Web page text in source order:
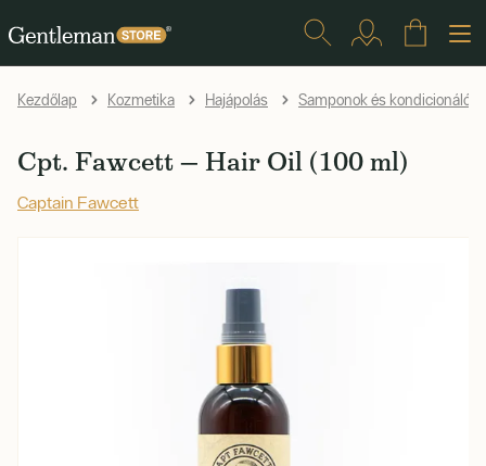
Kezdőlap Kozmetika Hajápolás Samponok és kondicionálók
Cpt. Fawcett — Hair Oil (100 ml)
Captain Fawcett